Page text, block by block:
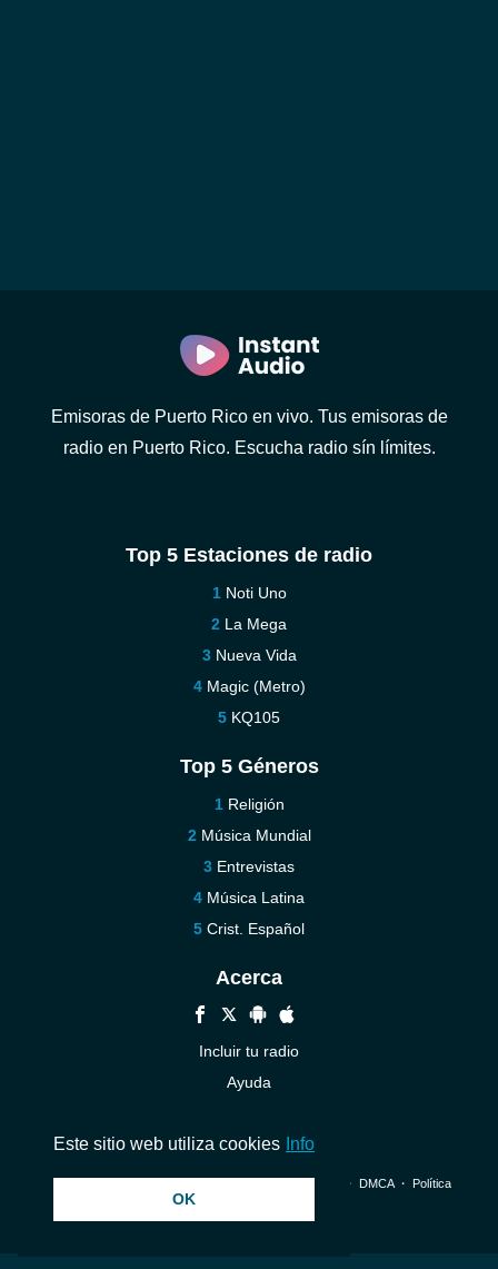
Emisoras de Puerto Rico en vivo. Tus emisoras de
radio en Puerto Rico. Escucha radio sín límites.
Top 5 Estaciones de radio
Noti Uno
La Mega
Nueva Vida
Magic (Metro)
KQ105
Top 5 Géneros
Religión
Música Mundial
Entrevistas
Música Latina
Crist. Español
Acerca
Incluir tu radio
Ayuda
© 2026 InstantAudio. Reservados todos los derechos. ・ DMCA・ Política
Este sitio web utiliza cookies Info
OK